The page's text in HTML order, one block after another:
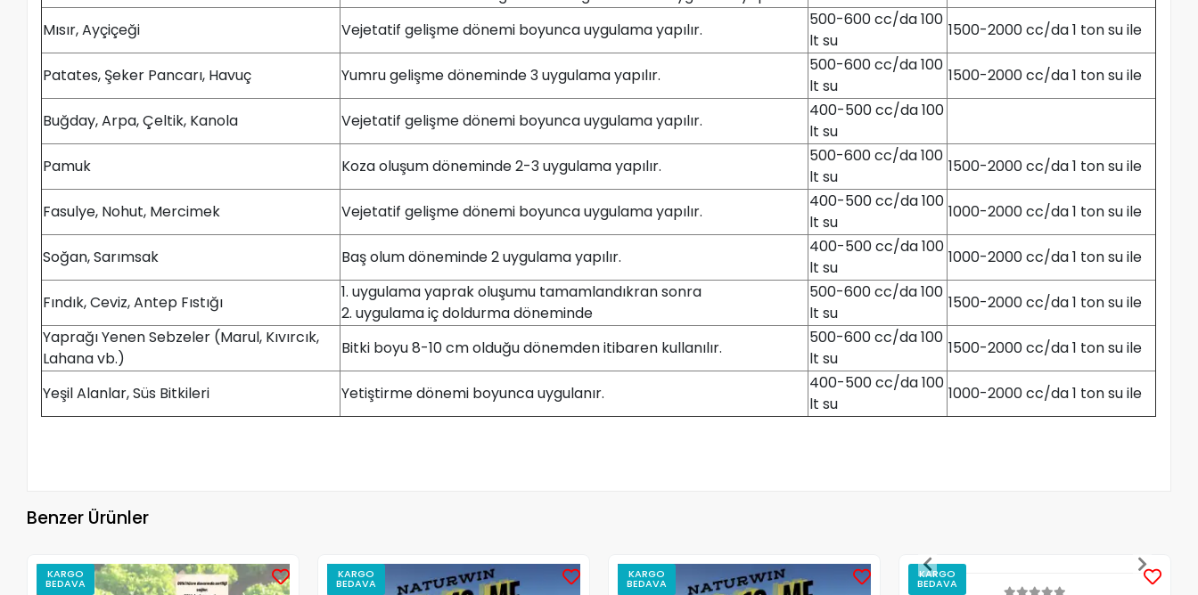
Mısır, Ayçiçeği Vejetatif gelişme dönemi boyunca uygulama yapılır.
500-600 cc/da 100
lt su
1500-2000 cc/da 1 ton su ile
Patates, Şeker Pancarı, Havuç Yumru gelişme döneminde 3 uygulama yapılır.
500-600 cc/da 100
lt su
1500-2000 cc/da 1 ton su ile
Buğday, Arpa, Çeltik, Kanola Vejetatif gelişme dönemi boyunca uygulama yapılır.
400-500 cc/da 100
lt su
Pamuk
Koza oluşum döneminde 2-3 uygulama yapılır.
500-600 cc/da 100
lt su
1500-2000 cc/da 1 ton su ile
Fasulye, Nohut, Mercimek Vejetatif gelişme dönemi boyunca uygulama yapılır.
400-500 cc/da 100
lt su
1000-2000 cc/da 1 ton su ile
Soğan, Sarımsak Baş olum döneminde 2 uygulama yapılır.
400-500 cc/da 100
lt su
1000-2000 cc/da 1 ton su ile
Fındık, Ceviz, Antep Fıstığı
1. uygulama yaprak oluşumu tamamlandıkran sonra
2. uygulama iç doldurma döneminde
500-600 cc/da 100
lt su
1500-2000 cc/da 1 ton su ile
Yaprağı Yenen Sebzeler (Marul, Kıvırcık,
Lahana vb.)
Bitki boyu 8-10 cm olduğu dönemden itibaren kullanılır.
500-600 cc/da 100
lt su
1500-2000 cc/da 1 ton su ile
Yeşil Alanlar, Süs Bitkileri Yetiştirme dönemi boyunca uygulanır.
400-500 cc/da 100
lt su
1000-2000 cc/da 1 ton su ile
Benzer Ürünler
KARGO
BEDAVA
KARGO
BEDAVA
KARGO
BEDAVA
KARGO
BEDAVA